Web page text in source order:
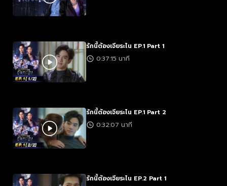
รักนี้ต้องเจียระไน EP.1 Part 1
0:37:15 นาที
รักนี้ต้องเจียระไน EP.1 Part 2
0:32:07 นาที
รักนี้ต้องเจียระไน EP.2 Part 1